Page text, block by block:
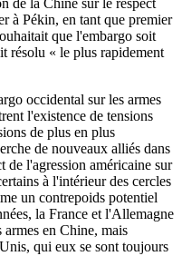
de la Chine sur le respect
à Pékin, en tant que premier
que l'embargo soit
résolu « le plus rapidement
occidental sur les armes
l'existence de tensions
de plus en plus
de nouveaux alliés dans
l'agression américaine sur
à l'intérieur des cercles
un contrepoids potentiel
la France et l'Allemagne
en Chine, mais
qui eux se sont toujours